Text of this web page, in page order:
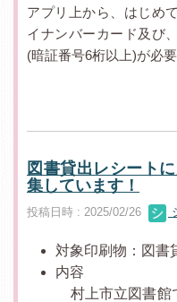
アプリ上から、はじめ
イナンバーカード及び
(暗証番号6桁以上)が必要
図書貸出レシート
集しています！
投稿日時 : 2025/02/26
対象印刷物：図書
内容
村上市立図書館で